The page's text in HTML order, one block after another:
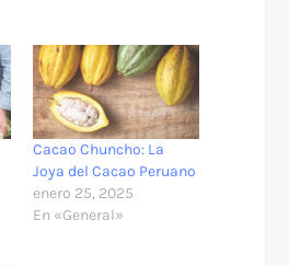
Cacao Chuncho: La
Joya del Cacao Peruano
enero 25, 2025
En «General»